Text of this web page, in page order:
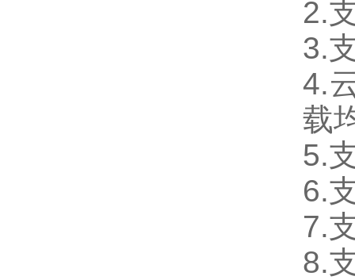
2.
3.
4.
载
5.
6.
7.
8.